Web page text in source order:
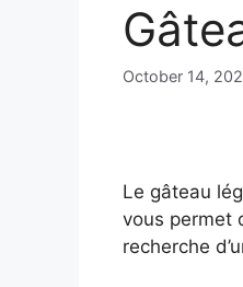
October 14,
Le gâteau
vous permet
recherche